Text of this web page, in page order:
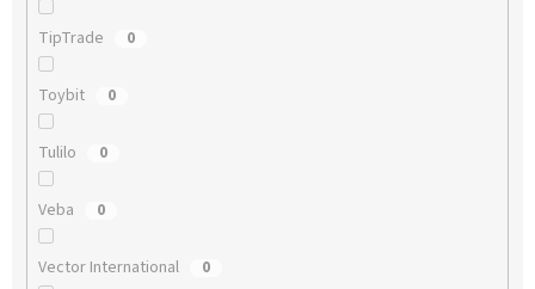
TipTrade 0
Toybit 0
Tulilo 0
Veba 0
Vector International 0